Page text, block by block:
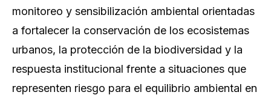
monitoreo y sensibilización ambiental orientadas
a fortalecer la conservación de los ecosistemas
urbanos, la protección de la biodiversidad y la
respuesta institucional frente a situaciones que
representen riesgo para el equilibrio ambiental en